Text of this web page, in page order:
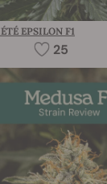
EPSILON F1
25